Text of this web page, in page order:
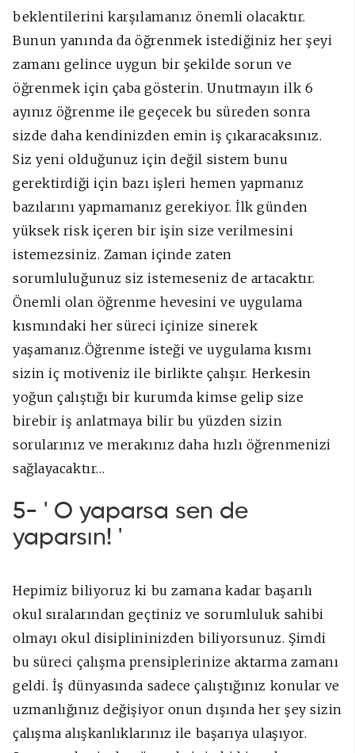
beklentilerini karşılamanız önemli olacaktır.
Bunun yanında da öğrenmek istediğiniz her şeyi
zamanı gelince uygun bir şekilde sorun ve
öğrenmek için çaba gösterin. Unutmayın ilk 6
ayınız öğrenme ile geçecek bu süreden sonra
sizde daha kendinizden emin iş çıkaracaksınız.
Siz yeni olduğunuz için değil sistem bunu
gerektirdiği için bazı işleri hemen yapmanız
bazılarını yapmamanız gerekiyor. İlk günden
yüksek risk içeren bir işin size verilmesini
istemezsiniz. Zaman içinde zaten
sorumluluğunuz siz istemeseniz de artacaktır.
Önemli olan öğrenme hevesini ve uygulama
kısmındaki her süreci içinize sinerek
yaşamanız.Öğrenme isteği ve uygulama kısmı
sizin iç motiveniz ile birlikte çalışır. Herkesin
yoğun çalıştığı bir kurumda kimse gelip size
birebir iş anlatmaya bilir bu yüzden sizin
sorularınız ve merakınız daha hızlı öğrenmenizi
sağlayacaktır…
5- ' O yaparsa sen de
yaparsın! '
Hepimiz biliyoruz ki bu zamana kadar başarılı
okul sıralarından geçtiniz ve sorumluluk sahibi
olmayı okul disiplininizden biliyorsunuz. Şimdi
bu süreci çalışma prensiplerinize aktarma zamanı
geldi. İş dünyasında sadece çalıştığınız konular ve
uzmanlığınız değişiyor onun dışında her şey sizin
çalışma alışkanlıklarınız ile başarıya ulaşıyor.